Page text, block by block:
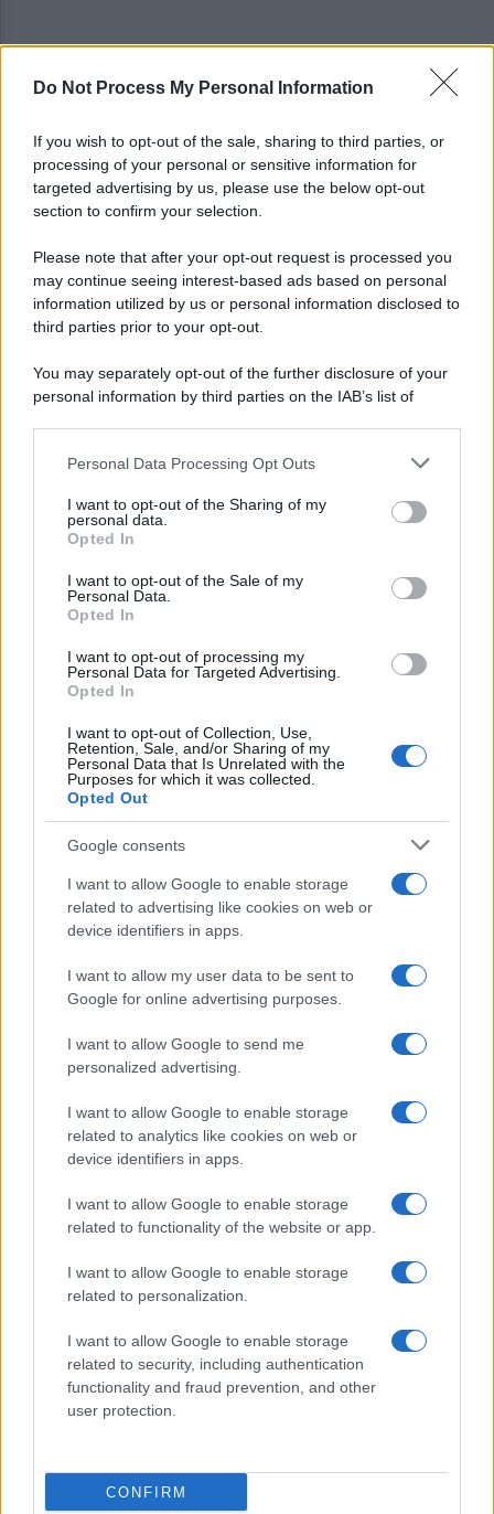
Do Not Process My Personal Information
If you wish to opt-out of the sale, sharing to third parties, or
processing of your personal or sensitive information for
targeted advertising by us, please use the below opt-out
section to confirm your selection.
Please note that after your opt-out request is processed you
may continue seeing interest-based ads based on personal
information utilized by us or personal information disclosed to
third parties prior to your opt-out.
You may separately opt-out of the further disclosure of your
personal information by third parties on the IAB’s list of
This information may also be disclosed by us to third parties
disclose it to other third parties.
Please note that this website/app uses one or more Google
services and may gather and store information including but
not limited to your visit or usage behaviour. You may click to
grant or deny consent to Google and its third-party tags to
consent section.
Personal Data Processing Opt Outs
I want to opt-out of the Sharing of my
personal data.
Opted In
I want to opt-out of the Sale of my
Personal Data.
Opted In
I want to opt-out of processing my
Personal Data for Targeted Advertising.
Opted In
I want to opt-out of Collection, Use,
Retention, Sale, and/or Sharing of my
Personal Data that Is Unrelated with the
Purposes for which it was collected.
Opted Out
Google consents
I want to allow Google to enable storage
related to advertising like cookies on web or
device identifiers in apps.
I want to allow my user data to be sent to
Google for online advertising purposes.
I want to allow Google to send me
personalized advertising.
I want to allow Google to enable storage
related to analytics like cookies on web or
device identifiers in apps.
I want to allow Google to enable storage
related to functionality of the website or app.
I want to allow Google to enable storage
related to personalization.
I want to allow Google to enable storage
related to security, including authentication
functionality and fraud prevention, and other
user protection.
CONFIRM
Viola l'obbligo di permanenza notturna:
Cesa: approvato assestamento di bilancio e
tariffe Tari
CHI SIAMO CONTATTI PUBBLICITÀ LAVORA CON NOI
OTTO CHANNEL
Iscritto al Registro degli Operatori di Comunicazione n. 37512
© Riproduzione Riservata – Ne è consentita esclusivamente una